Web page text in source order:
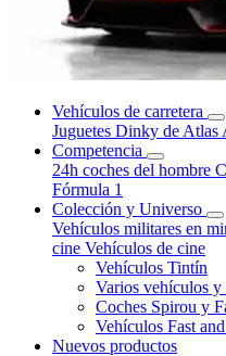
Vehículos de carretera
Juguetes Dinky de Atlas
Competencia
24h coches del hombre
Fórmula 1
Colección y Universo
Vehículos militares en
cine Vehículos de cine
Vehículos Tintín
Varios vehículos y
Coches Spirou y
Vehículos Fast
Nuevos productos